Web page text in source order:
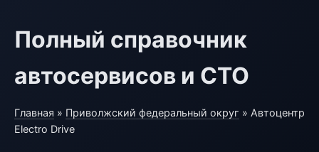
Полный справочник
автосервисов и СТО
Главная » Приволжский федеральный округ » Автоцентр
Electro Drive